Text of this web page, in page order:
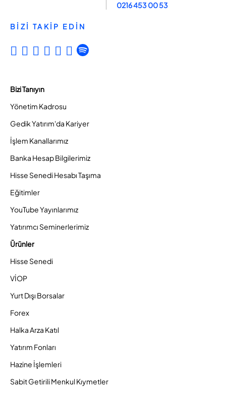
0216 453 00 53
BİZİ TAKİP EDİN
Bizi Tanıyın
Yönetim Kadrosu
Gedik Yatırım'da Kariyer
İşlem Kanallarımız
Banka Hesap Bilgilerimiz
Hisse Senedi Hesabı Taşıma
Eğitimler
YouTube Yayınlarımız
Yatırımcı Seminerlerimiz
Ürünler
Hisse Senedi
VİOP
Yurt Dışı Borsalar
Forex
Halka Arza Katıl
Yatırım Fonları
Hazine İşlemleri
Sabit Getirili Menkul Kıymetler